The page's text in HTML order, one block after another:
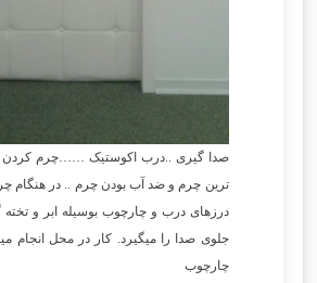
صدا گیری ..درب اکوستیک ……چرم کردن
ترین چرم و ضد آب بودن چرم .. در هنگام
درزهای درب و چارچوب بوسیله ابر و
جلوی صدا را میگیرد. کار در محل انجام
چارچوب